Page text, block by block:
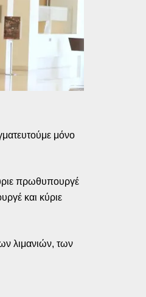
μόνο
πρωθυπουργέ
και κύριε
λιμανιών, των